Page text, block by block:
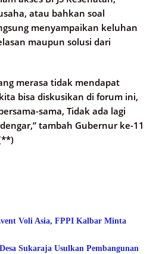
atau bahkan soal
menyampaikan keluhan
maupun solusi dari
merasa tidak mendapat
bisa diskusikan di forum ini,
sama, Tidak ada lagi
tambah Gubernur ke-11
Voli Asia, FPPI Kalbar Minta
Sukaraja Usulkan Pembangunan